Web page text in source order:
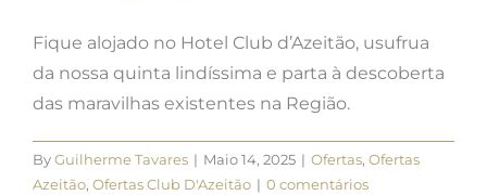
Fique alojado no Hotel Club d’Azeitão, usufrua
da nossa quinta lindíssima e parta à descoberta
das maravilhas existentes na Região.
ByGuilherme Tavares | Maio 14, 2025 | Ofertas, Ofertas
Azeitão, Ofertas Club D'Azeitão | 0 comentários